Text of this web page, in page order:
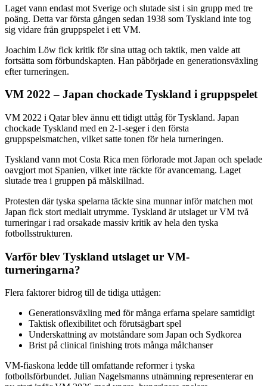
Laget vann endast mot Sverige och slutade sist i sin grupp med tre
poäng. Detta var första gången sedan 1938 som Tyskland inte tog
sig vidare från gruppspelet i ett VM.
Joachim Löw fick kritik för sina uttag och taktik, men valde att
fortsätta som förbundskapten. Han påbörjade en generationsväxling
efter turneringen.
VM 2022 – Japan chockade Tyskland i gruppspelet
VM 2022 i Qatar blev ännu ett tidigt uttåg för Tyskland. Japan
chockade Tyskland med en 2-1-seger i den första
gruppspelsmatchen, vilket satte tonen för hela turneringen.
Tyskland vann mot Costa Rica men förlorade mot Japan och spelade
oavgjort mot Spanien, vilket inte räckte för avancemang. Laget
slutade trea i gruppen på målskillnad.
Protesten där tyska spelarna täckte sina munnar inför matchen mot
Japan fick stort medialt utrymme. Tyskland är utslaget ur VM två
turneringar i rad orsakade massiv kritik av hela den tyska
fotbollsstrukturen.
Varför blev Tyskland utslaget ur VM-
turneringarna?
Flera faktorer bidrog till de tidiga uttågen:
Generationsväxling med för många erfarna spelare samtidigt
Taktisk oflexibilitet och förutsägbart spel
Underskattning av motståndare som Japan och Sydkorea
Brist på clinical finishing trots många målchanser
VM-fiaskona ledde till omfattande reformer i tyska
fotbollsförbundet. Julian Nagelsmanns utnämning representerar en